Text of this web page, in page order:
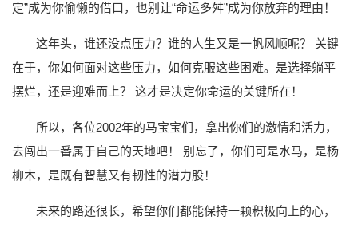
定”成为你偷懒的借口，也别让“命运多舛”成为你放弃的理由！
这年头，谁还没点压力？谁的人生又是一帆风顺呢？ 关键
在于，你如何面对这些压力，如何克服这些困难。是选择躺平
摆烂，还是迎难而上？ 这才是决定你命运的关键所在！
所以，各位2002年的马宝宝们，拿出你们的激情和活力，
去闯出一番属于自己的天地吧！ 别忘了，你们可是水马，是杨
柳木，是既有智慧又有韧性的潜力股！
未来的路还很长，希望你们都能保持一颗积极向上的心，